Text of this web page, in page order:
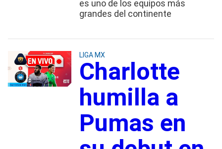
es uno de los equipos más
grandes del continente
LIGA MX
Charlotte
humilla a
Pumas en